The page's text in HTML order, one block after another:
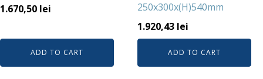
1.670,50 lei
ADD TO CART
250x300x(H)540mm
1.920,43 lei
ADD TO CART